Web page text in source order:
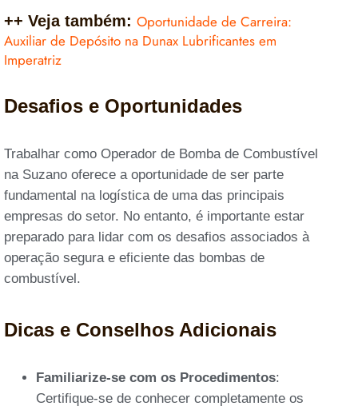
++ Veja também: Oportunidade de Carreira:
Auxiliar de Depósito na Dunax Lubrificantes em
Imperatriz
Desafios e Oportunidades
Trabalhar como Operador de Bomba de Combustível
na Suzano oferece a oportunidade de ser parte
fundamental na logística de uma das principais
empresas do setor. No entanto, é importante estar
preparado para lidar com os desafios associados à
operação segura e eficiente das bombas de
combustível.
Dicas e Conselhos Adicionais
Familiarize-se com os Procedimentos:
Certifique-se de conhecer completamente os